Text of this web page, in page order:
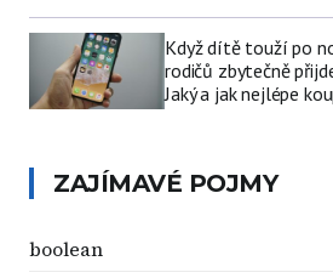
Když dítě touží po
rodičů zbytečně
Jaký a jak nejlépe
ZAJÍMAVÉ POJMY
boolean